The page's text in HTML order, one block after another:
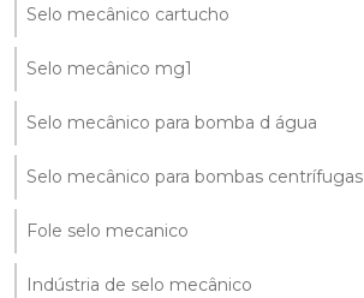
Selo mecânico cartucho
Selo mecânico mg1
Selo mecânico para bomba d água
Selo mecânico para bombas centrífugas
Fole selo mecanico
Indústria de selo mecânico